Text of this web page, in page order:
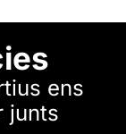
ens
junts